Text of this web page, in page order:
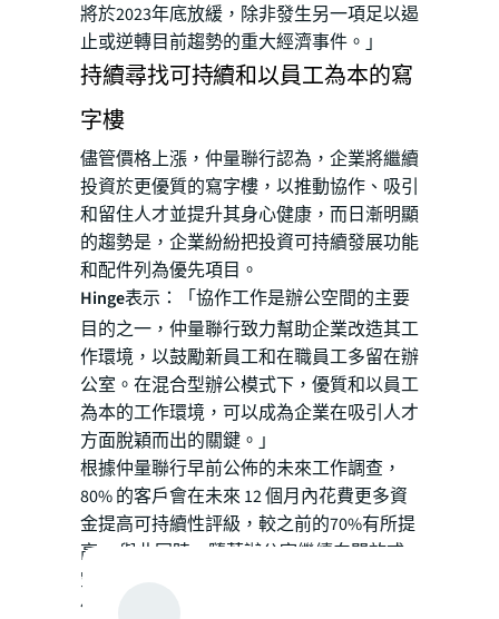
將於2023年底放緩，除非發生另一項足以遏
止或逆轉目前趨勢的重大經濟事件。」
持續尋找可持續和以員工為本的寫
字樓
儘管價格上漲，仲量聯行認為，企業將繼續
投資於更優質的寫字樓，以推動協作、吸引
和留住人才並提升其身心健康，而日漸明顯
的趨勢是，企業紛紛把投資可持續發展功能
和配件列為優先項目。
Hinge表示：「協作工作是辦公空間的主要
目的之一，仲量聯行致力幫助企業改造其工
作環境，以鼓勵新員工和在職員工多留在辦
公室。在混合型辦公模式下，優質和以員工
為本的工作環境，可以成為企業在吸引人才
方面脫穎而出的關鍵。」
根據仲量聯行早前公佈的未來工作調查，
80% 的客戶會在未來 12 個月內花費更多資
金提高可持續性評級，較之前的70%有所提
高。 與此同時，隨著辦公室繼續向開放式
空間發展以推動員工協作，分隔板等裝修組
件的支出似乎按年減少。